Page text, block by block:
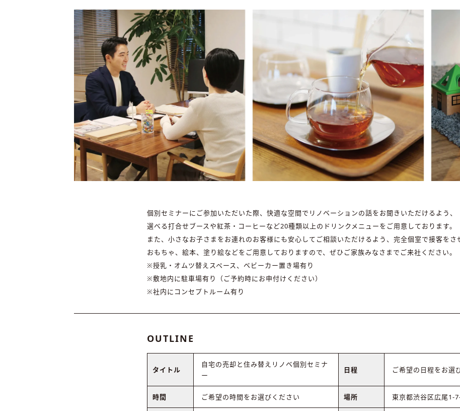
個別セミナーにご参加いただいた際、快適な空間でリノベーションの話をお聞きいただけるよう、
選べる打合せブースや紅茶・コーヒーなど20種類以上のドリンクメニューをご用意しております。
また、小さなお子さまをお連れのお客様にも安心してご相談いただけるよう、完全個室で接客をさ
おもちゃ、絵本、塗り絵などをご用意しておりますので、ぜひご家族みなさまでご来社ください。
※授乳・オムツ替えスペース、ベビーカー置き場有り
※敷地内に駐車場有り（ご予約時にお申付けください）
※社内にコンセプトルーム有り
OUTLINE
タイトル
自宅の売却と住み替えリノベ個別セミナ
ー
日程 ご希望の日程をお選
時間 ご希望の時間をお選びください 場所 東京都渋谷区広尾1-